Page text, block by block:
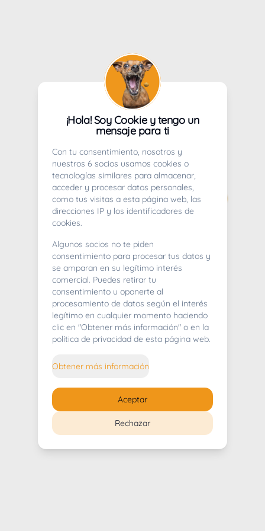
404
Whoops! Lo sentimos mucho.
¡Hola! Soy Cookie y tengo un
mensaje para ti
Con tu consentimiento, nosotros y
nuestros 6 socios usamos cookies o
tecnologías similares para almacenar,
acceder y procesar datos personales,
como tus visitas a esta página web, las
direcciones IP y los identificadores de
cookies.
Algunos socios no te piden
consentimiento para procesar tus datos y
se amparan en su legítimo interés
comercial. Puedes retirar tu
consentimiento u oponerte al
procesamiento de datos según el interés
legítimo en cualquier momento haciendo
clic en "Obtener más información" o en la
política de privacidad de esta página web.
Obtener más información
Rechazar
Aceptar